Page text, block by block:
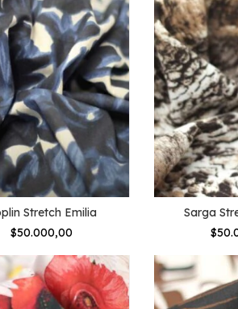
Stretch Emilia
$50.000,00
Sarga